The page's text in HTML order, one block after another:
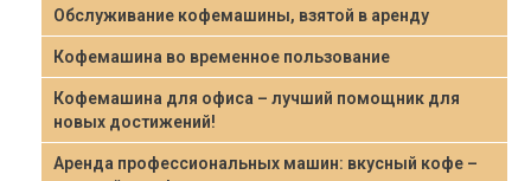
Обслуживание кофемашины, взятой в аренду
Кофемашина во временное пользование
Кофемашина для офиса – лучший помощник для
новых достижений!
Аренда профессиональных машин: вкусный кофе –